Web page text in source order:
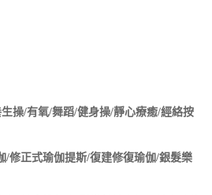
操/有氧/舞蹈/健身操/靜心療癒/經絡按
/修正式瑜伽提斯/復建修復瑜伽/銀髮樂